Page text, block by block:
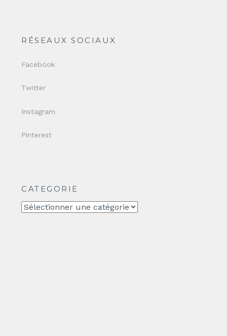
RÉSEAUX SOCIAUX
Facebook
Twitter
Instagram
Pinterest
CATEGORIE
CATEGORIE